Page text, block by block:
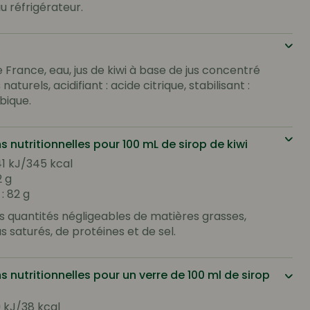
réfrigérateur.
France, eau, jus de kiwi à base de jus concentré
naturels, acidifiant : acide citrique, stabilisant :
nutritionnelles pour 100 mL de sirop de kiwi
kJ/345 kcal
g
82 g
quantités négligeables de matières grasses,
saturés, de protéines et de sel.
nutritionnelles pour un verre de 100 ml de sirop